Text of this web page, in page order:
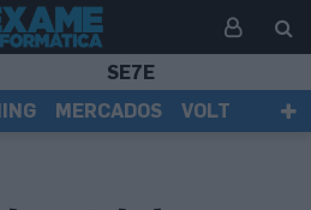
SE7E
MERCADOS
VOLT